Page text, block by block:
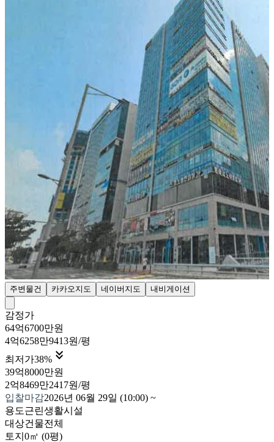
주변물건 카카오지도 네이버지도 내비게이션
감정가
64억6700만원
4억6258만9413원/평
최저가38% 
39억8000만원
2억8469만2417원/평
입찰마감2026년 06월 29일 (10:00) ~
용도근린생활시설
대상건물전체
토지 0㎡ (0평)